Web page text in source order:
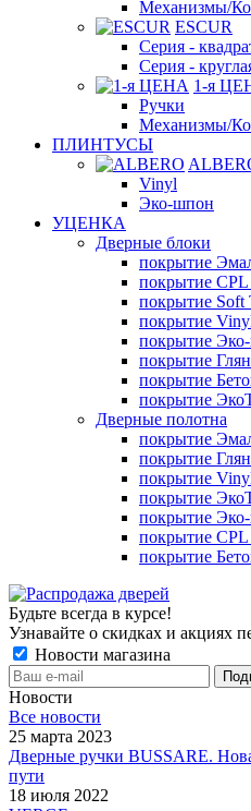
Механизмы/
ESCUR
Серия -
Серия -
1-я
Ручки
Механизмы/
ПЛИНТУСЫ
Vinyl
Эко-шпон
УЦЕНКА
Дверные блоки
покрытие
покрытие
покрытие Soft
покрытие
покрытие
покрытие
покрытие
покрытие
Дверные полотна
покрытие
покрытие
покрытие
покрытие
покрытие
покрытие
покрытие
Будьте всегда в курсе!
Узнавайте о скидках и акциях
Новости магазина
Новости
Все новости
25 марта 2023
Дверные ручки BUSSARE.
пути
18 июля 2022